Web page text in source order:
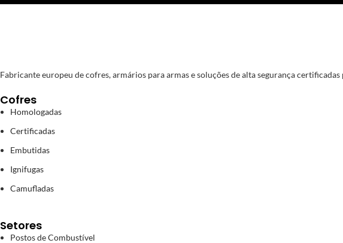
Fabricante europeu de cofres, armários para armas e soluções de alta segurança
Cofres
Homologadas
Certificadas
Embutidas
Ignifugas
Camufladas
Setores
Postos de Combustível